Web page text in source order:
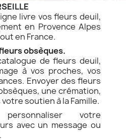
livre vos fleurs deuil,
en Provence Alpes
en France.
obsèques.
de fleurs deuil,
à vos proches, vos
Envoyer des fleurs
une crémation,
soutien à la Famille.
votre
avec un message ou